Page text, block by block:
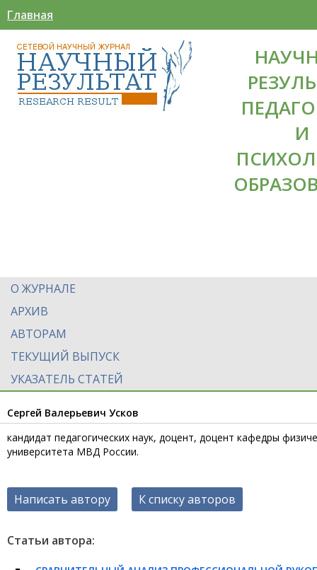
Главная
И
О ЖУРНАЛЕ
АРХИВ
АВТОРАМ
ТЕКУЩИЙ ВЫПУСК
УКАЗАТЕЛЬ СТАТЕЙ
Сергей Валерьевич Усков
кандидат педагогических наук, доцент, доцент кафедры
университета МВД России.
Написать автору К списку авторов
Статьи автора: